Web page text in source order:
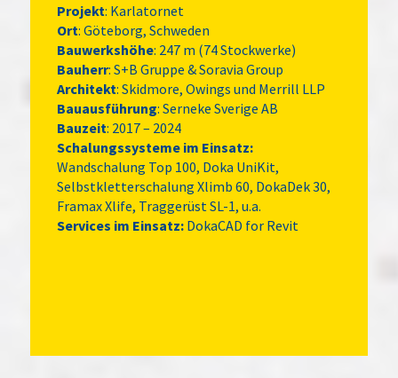
Projekt: Karlatornet
Ort: Göteborg, Schweden
Bauwerkshöhe: 247 m (74 Stockwerke)
Bauherr: S+B Gruppe & Soravia Group
Architekt: Skidmore, Owings und Merrill LLP
Bauausführung: Serneke Sverige AB
Bauzeit: 2017 – 2024
Schalungssysteme im Einsatz:
Wandschalung Top 100, Doka UniKit,
Selbstkletterschalung Xlimb 60, DokaDek 30,
Framax Xlife, Traggerüst SL-1, u.a.
Services im Einsatz:DokaCAD for Revit